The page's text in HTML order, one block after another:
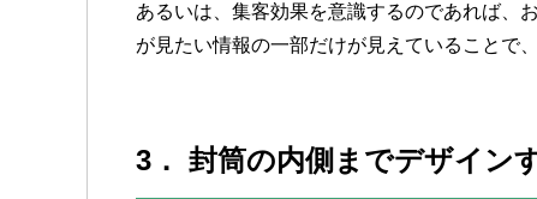
あるいは、集客効果を意識するのであれば、
が見たい情報の一部だけが見えていることで
3． 封筒の内側までデザイン